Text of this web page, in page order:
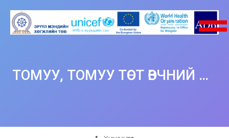
ТОМУУ, ТОМУУ ТӨСТ ӨВЧНИЙ ОНОШИЛГОО, ЭМЧИЛГЭЭ